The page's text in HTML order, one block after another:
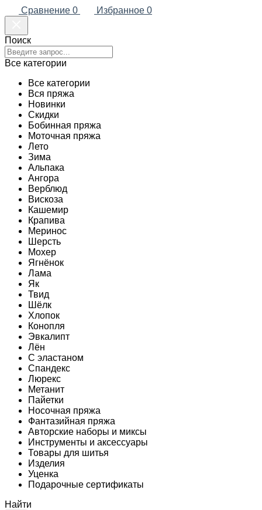
Сравнение 0 Избранное 0
Поиск
Все категории
Все категории
Вся пряжа
Новинки
Скидки
Бобинная пряжа
Моточная пряжа
Лето
Зима
Альпака
Ангора
Верблюд
Вискоза
Кашемир
Крапива
Меринос
Шерсть
Мохер
Ягнёнок
Лама
Як
Твид
Шёлк
Хлопок
Конопля
Эвкалипт
Лён
C эластаном
Спандекс
Люрекс
Метанит
Пайетки
Носочная пряжа
Фантазийная пряжа
Авторские наборы и миксы
Инструменты и аксессуары
Товары для шитья
Изделия
Уценка
Подарочные сертификаты
Найти